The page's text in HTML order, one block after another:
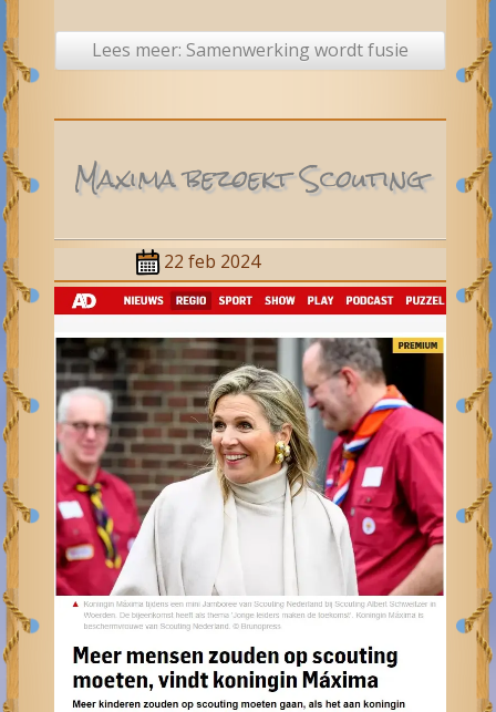
Lees meer: Samenwerking wordt fusie
Maxima bezoekt Scouting
22 feb 2024